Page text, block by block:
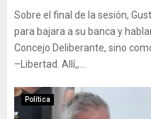
Sobre el final de la sesión,
para bajara a su banca y
Concejo Deliberante, sino
–Libertad. Allí,,...
Política